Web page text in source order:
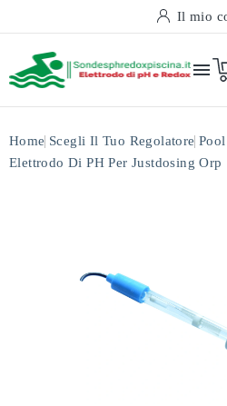
Il mio

Home Scegli Il Tuo Regolatore
Elettrodo Di PH Per Justdosing Orp